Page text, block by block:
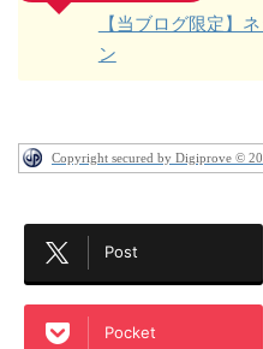
【当ブログ限定】
ン
Copyright secured by Digiprove ©
Post
Pocket